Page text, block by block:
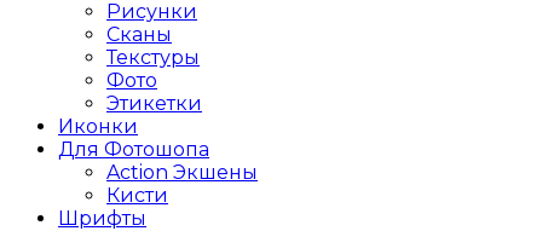
Рисунки
Сканы
Текстуры
Фото
Этикетки
Иконки
Для Фотошопа
Action Экшены
Кисти
Шрифты